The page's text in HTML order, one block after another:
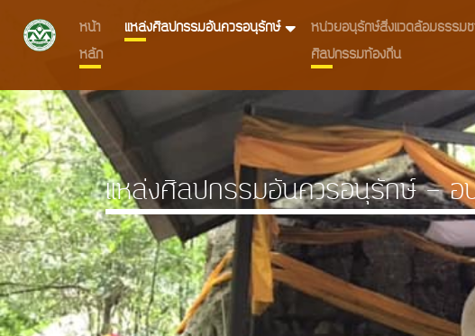
หน้า
หลัก
แหล่งศิลปกรรมอันควรอนุรักษ์
หน่วยอนุรักษ์สิ่งแวดล้อมธรรมช
ศิลปกรรมท้องถิ่น
แหล่งศิลปกรรมอันควรอนุรักษ์ -